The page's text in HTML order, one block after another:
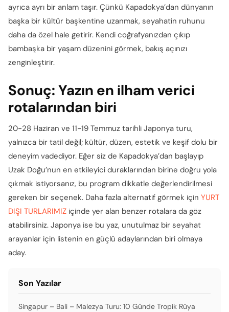
ayrıca ayrı bir anlam taşır. Çünkü Kapadokya’dan dünyanın
başka bir kültür başkentine uzanmak, seyahatin ruhunu
daha da özel hale getirir. Kendi coğrafyanızdan çıkıp
bambaşka bir yaşam düzenini görmek, bakış açınızı
zenginleştirir.
Sonuç: Yazın en ilham verici
rotalarından biri
20-28 Haziran ve 11-19 Temmuz tarihli Japonya turu,
yalnızca bir tatil değil; kültür, düzen, estetik ve keşif dolu bir
deneyim vadediyor. Eğer siz de Kapadokya’dan başlayıp
Uzak Doğu’nun en etkileyici duraklarından birine doğru yola
çıkmak istiyorsanız, bu program dikkatle değerlendirilmesi
gereken bir seçenek. Daha fazla alternatif görmek için YURT
DIŞI TURLARIMIZ içinde yer alan benzer rotalara da göz
atabilirsiniz. Japonya ise bu yaz, unutulmaz bir seyahat
arayanlar için listenin en güçlü adaylarından biri olmaya
aday.
Son Yazılar
Singapur – Bali – Malezya Turu: 10 Günde Tropik Rüya